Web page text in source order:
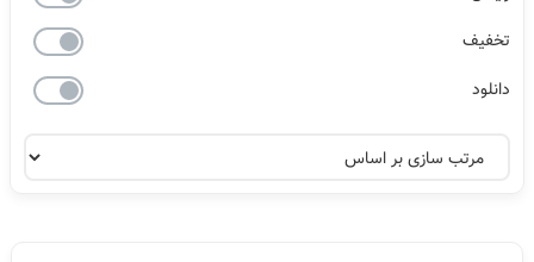
تخفیف
دانلود